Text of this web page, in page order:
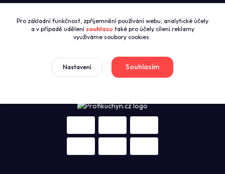
+420774421626
(Po-Pá 8:00-16:00)
sales@profikuchyn.cz
Pro základní funkčnost, zpříjemnění používání webu, analytické účely
a v případě udělení souhlasu také pro účely cílení reklamy
využíváme soubory cookies.
Nastavení Souhlasím